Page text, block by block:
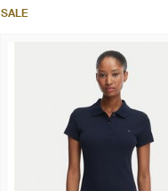
SALE